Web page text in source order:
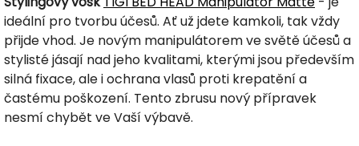
ideální pro tvorbu účesů. Ať už jdete kamkoli, tak vždy
přijde vhod. Je novým manipulátorem ve světě účesů a
stylisté jásají nad jeho kvalitami, kterými jsou především
silná fixace, ale i ochrana vlasů proti krepatění a
častému poškození. Tento zbrusu nový přípravek
nesmí chybět ve Vaší výbavě.